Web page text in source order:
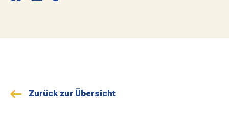
SPONSOREN
Zurück zur Übersicht